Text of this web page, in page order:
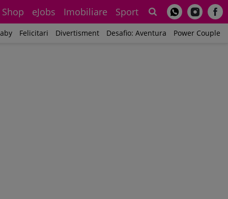
Shop eJobs Imobiliare Sport
Felicitari Divertisment Desafio: Aventura Power Couple